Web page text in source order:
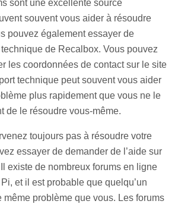
sont une excellente source
souvent vous aider à résoudre
pouvez également essayer de
de Recalbox. Vous pouvez
les coordonnées de contact sur le site
technique peut souvent vous aider
plus rapidement que vous ne le
de le résoudre vous-même.
toujours pas à résoudre votre
essayer de demander de l’aide sur
existe de nombreux forums en ligne
et il est probable que quelqu’un
même problème que vous. Les forums